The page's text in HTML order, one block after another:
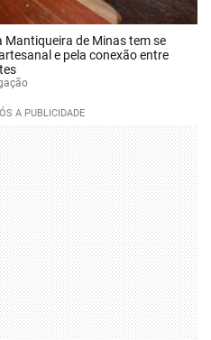
Mantiqueira de Minas tem se
e pela conexão entre